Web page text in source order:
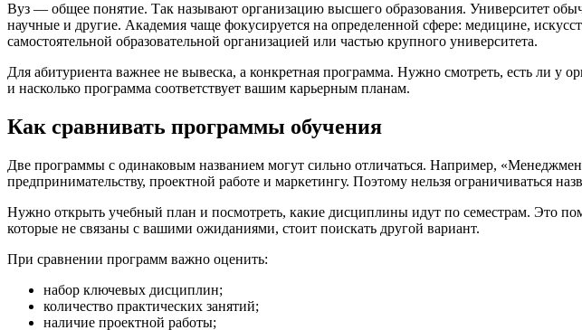
Вуз — общее понятие. Так называют организацию высшего образования. Университет
научные и другие. Академия чаще фокусируется на определенной сфере: медицине,
самостоятельной образовательной организацией или частью крупного университета.
Для абитуриента важнее не вывеска, а конкретная программа. Нужно смотреть, есть ли у
и насколько программа соответствует вашим карьерным планам.
Как сравнивать программы обучения
Две программы с одинаковым названием могут сильно отличаться. Например,
предпринимательству, проектной работе и маркетингу. Поэтому нельзя ограничиваться
Нужно открыть учебный план и посмотреть, какие дисциплины идут по семестрам. Это
которые не связаны с вашими ожиданиями, стоит поискать другой вариант.
При сравнении программ важно оценить:
набор ключевых дисциплин;
количество практических занятий;
наличие проектной работы;